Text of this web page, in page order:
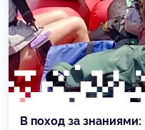
В поход за